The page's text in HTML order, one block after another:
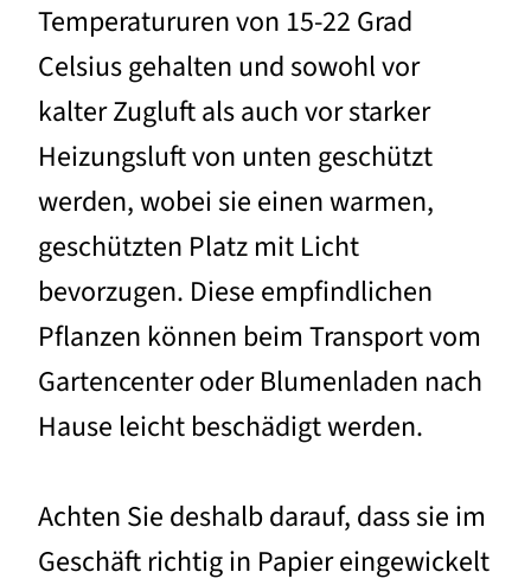
Temperatururen von 15-22 Grad
Celsius gehalten und sowohl vor
kalter Zugluft als auch vor starker
Heizungsluft von unten geschützt
werden, wobei sie einen warmen,
geschützten Platz mit Licht
bevorzugen. Diese empfindlichen
Pflanzen können beim Transport vom
Gartencenter oder Blumenladen nach
Hause leicht beschädigt werden.
Achten Sie deshalb darauf, dass sie im
Geschäft richtig in Papier eingewickelt